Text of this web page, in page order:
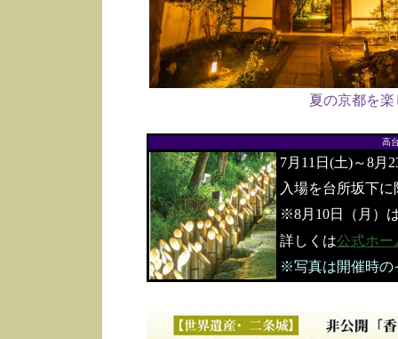
夏の京都を
高
7月11日(土)～8月
入場を台所坂下
※8月10日（月）
詳しくは公式ホー
※写真は開催時の